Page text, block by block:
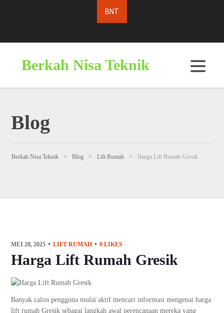
Berkah Nisa Teknik
Blog
Berkah Nisa Teknik > Blog > Lift Rumah > Harga Lift Rumah Gresik
MEI 28, 2025 LIFT RUMAH 0 LIKES
Harga Lift Rumah Gresik
Banyak calon pengguna mulai aktif mencari informasi mengenai harga
lift rumah Gresik sebagai langkah awal perencanaan mereka yang